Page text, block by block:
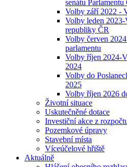
senátu Parlamentu
Volby září 2022 -
Volby leden
republiky ČR
Volby červen
parlamentu
Volby říjen 2024-
2024
Volby do
2025
Volby říjen 2026
Životní situace
Uskutečněné dotace
Investiční akce z
Pozemkové úpravy
Stavební místa
Víceúčelové hřiště
Aktuálně